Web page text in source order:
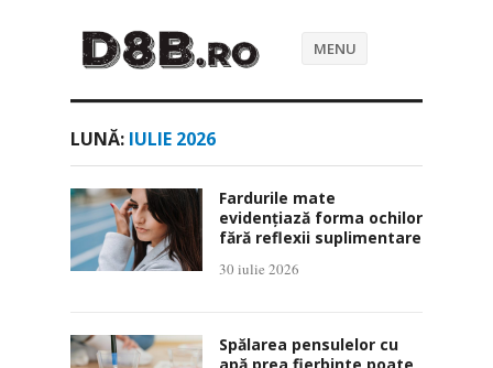
MENU
LUNĂ: IULIE 2026
Fardurile mate
evidențiază forma ochilor
fără reflexii suplimentare
30 iulie 2026
Spălarea pensulelor cu